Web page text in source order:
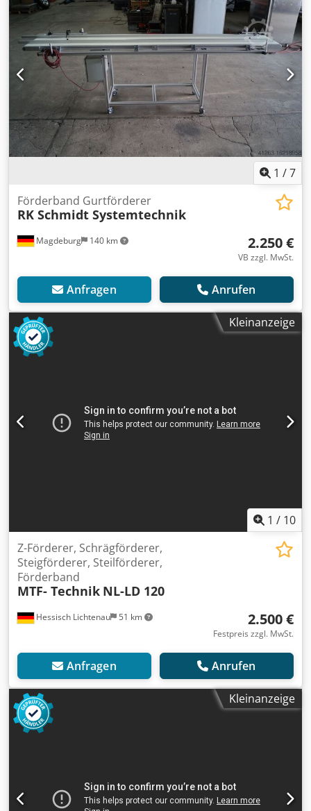
1 /7
Magdeburg 140 km
Förderband Gurtförderer
RK Schmidt Systemtechnik
2.250 €
VB zzgl. MwSt.
Anfragen Anrufen
Kleinanzeige
1 / 10
Hessisch Lichtenau 51 km
Z-Förderer, Schrägförderer,
Steigförderer, Steilförderer,
Förderband
MTF- Technik NL-LD 120
2.500 €
Festpreis zzgl. MwSt.
Anfragen Anrufen
Kleinanzeige